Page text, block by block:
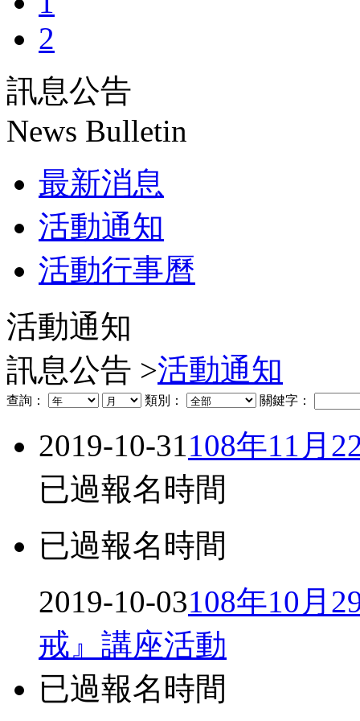
2
訊息公告
News Bulletin
最新消息
活動通知
活動行事曆
活動通知
訊息公告 >活動通知
查詢： 類別： 關鍵字：
2019-10-31108年11月
已過報名時間
已過報名時間
2019-10-03108年10月
戒』講座活動
已過報名時間